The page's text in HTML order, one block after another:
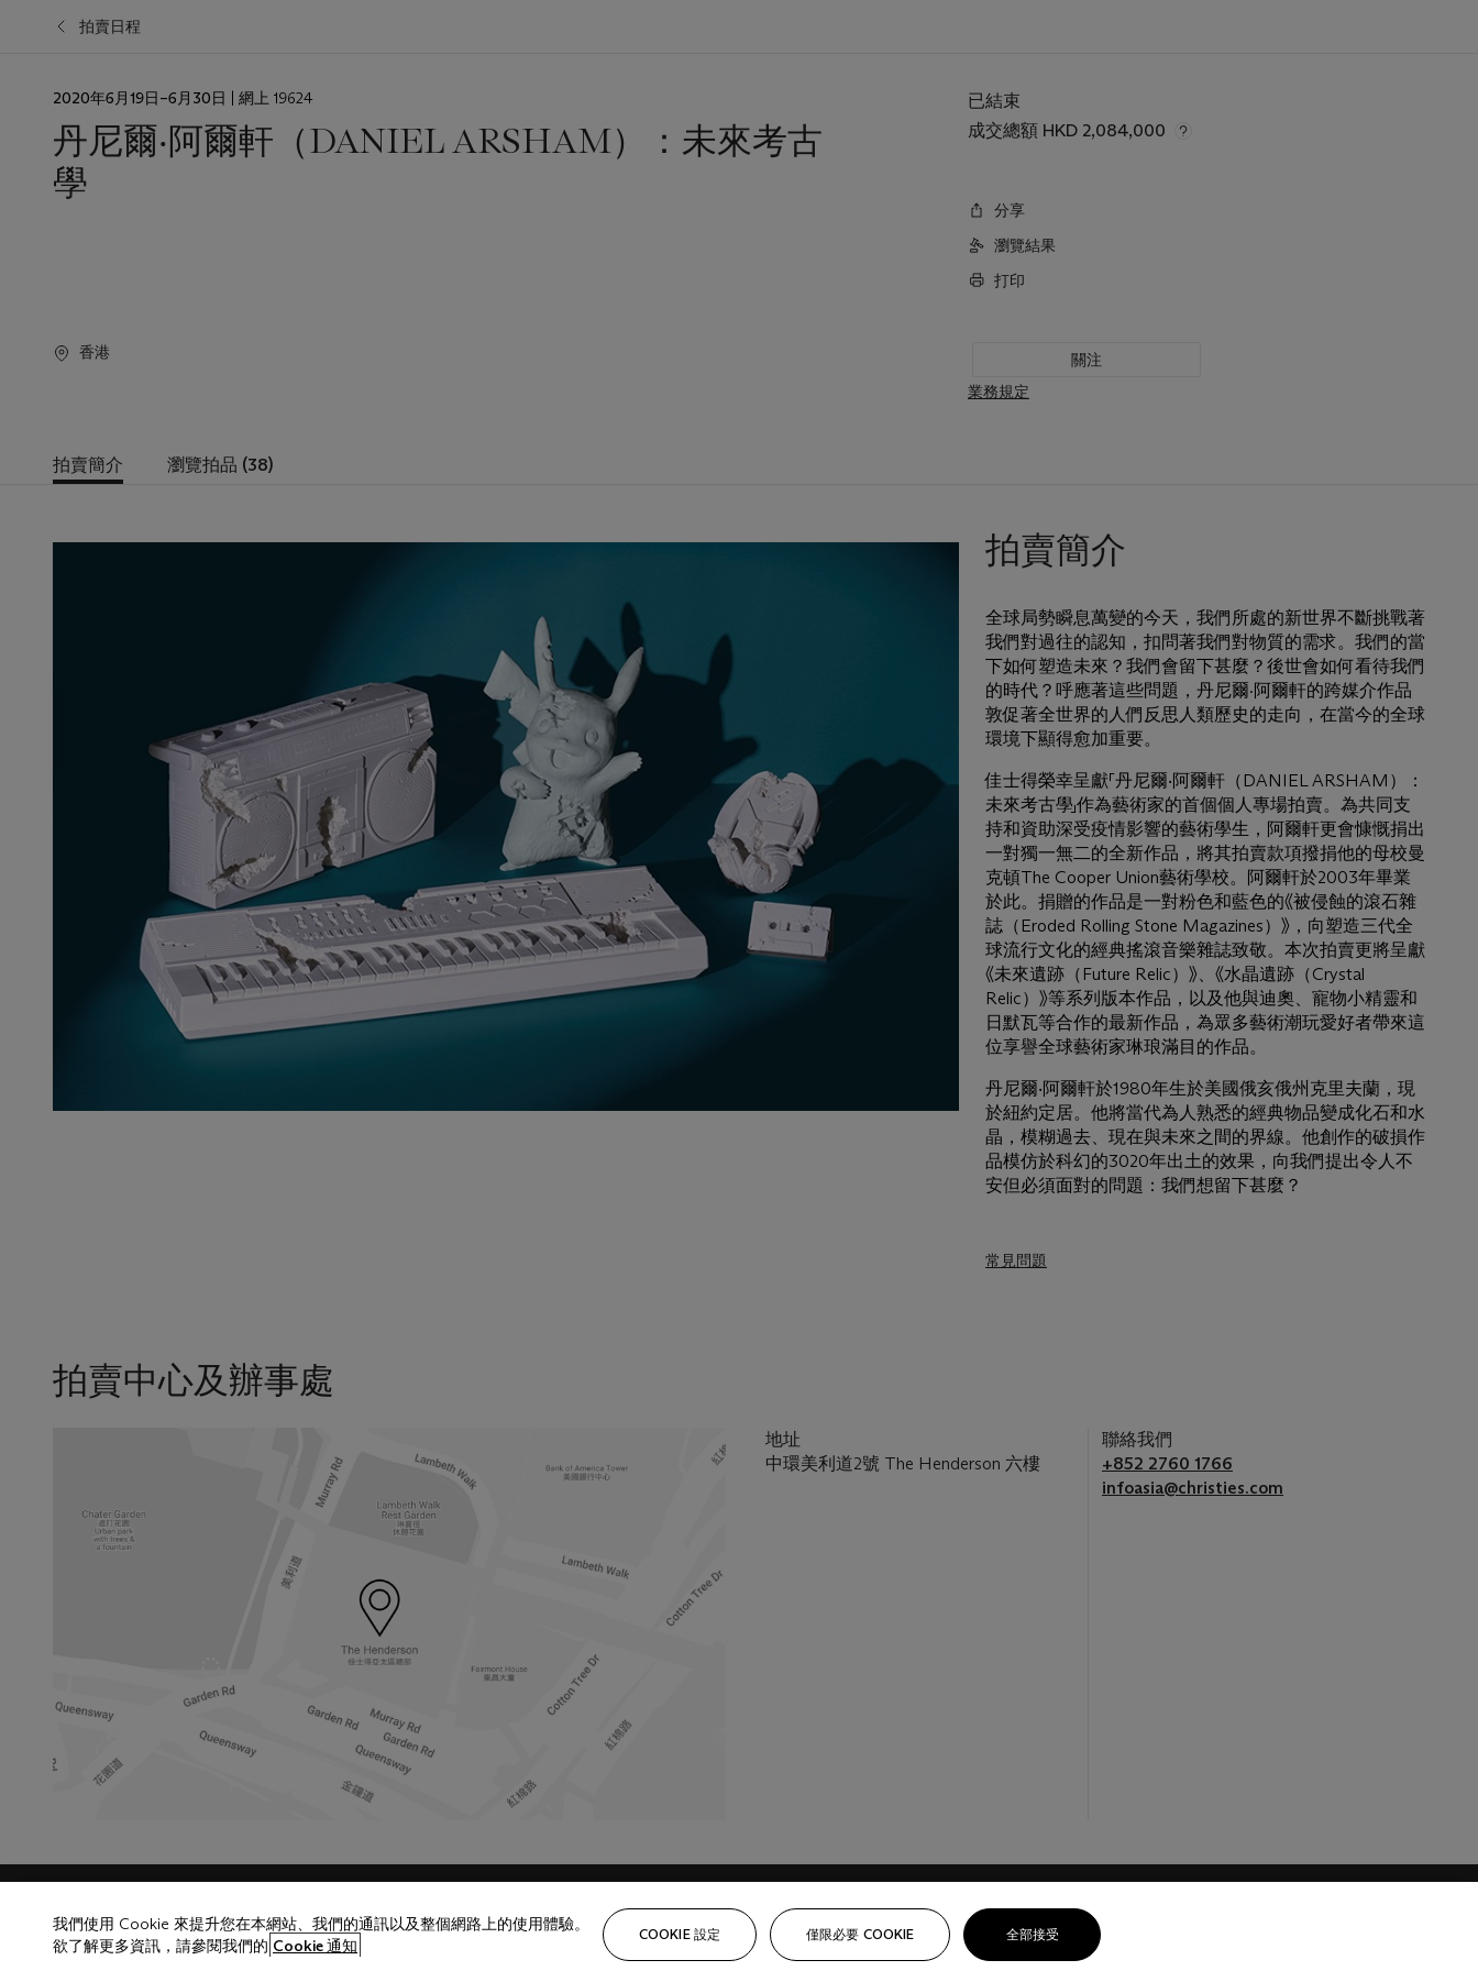
拍賣日程
日
2020年6月19日–6月30日 | 網上 19624
丹尼爾‧阿爾軒（DANIEL ARSHAM）：未來考古
學
香港
已結束
成交總額 HKD 2,084,000
分享
瀏覽結果
打印
關注
業務規定
拍賣簡介 瀏覽拍品 (38)
拍賣簡介
全球局勢瞬息萬變的今天，我們所處的新世界不斷挑戰著
我們對過往的認知，扣問著我們對物質的需求。我們的當
下如何塑造未來？我們會留下甚麼？後世會如何看待我們
的時代？呼應著這些問題，丹尼爾·阿爾軒的跨媒介作品
敦促著全世界的人們反思人類歷史的走向，在當今的全球
環境下顯得愈加重要。
佳士得榮幸呈獻「丹尼爾‧阿爾軒（DANIEL ARSHAM）：
未來考古學」作為藝術家的首個個人專場拍賣。為共同支
持和資助深受疫情影響的藝術學生，阿爾軒更會慷慨捐出
一對獨一無二的全新作品，將其拍賣款項撥捐他的母校曼
克頓The Cooper Union藝術學校。阿爾軒於2003年畢業
於此。捐贈的作品是一對粉色和藍色的《被侵蝕的滾石雜
誌（Eroded Rolling Stone Magazines）》，向塑造三代全
球流行文化的經典搖滾音樂雜誌致敬。本次拍賣更將呈獻
《未來遺跡（Future Relic）》、《水晶遺跡（Crystal
Relic）》等系列版本作品，以及他與迪奧、寵物小精靈和
日默瓦等合作的最新作品，為眾多藝術潮玩愛好者帶來這
位享譽全球藝術家琳琅滿目的作品。
丹尼爾‧阿爾軒於1980年生於美國俄亥俄州克里夫蘭，現
於紐約定居。他將當代為人熟悉的經典物品變成化石和水
晶，模糊過去、現在與未來之間的界線。他創作的破損作
品模仿於科幻的3020年出土的效果，向我們提出令人不
安但必須面對的問題：我們想留下甚麼？
常見問題
拍賣中心及辦事處
地址
中環美利道2號 The Henderson 六樓
聯絡我們
+852 2760 1766
infoasia@christies.com
Launchpad我們使用 Cookie 來提升您在本網站、我們的通訊以及整個網路上的使用體驗。
欲了解更多資訊，請參閱我們的 Cookie 通知
COOKIE 設定 僅限必要 COOKIE 全部接受